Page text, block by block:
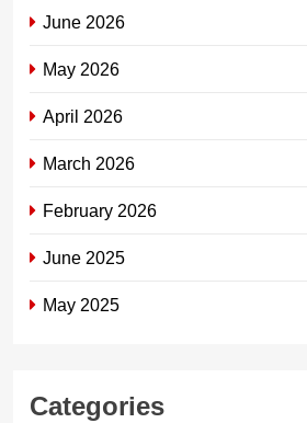
June 2026
May 2026
April 2026
March 2026
February 2026
June 2025
May 2025
Categories